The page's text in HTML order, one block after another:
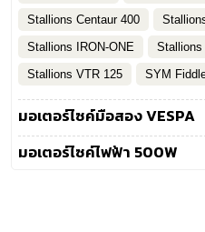
Stallions Centaur 400
Stallions IRON-ONE
Stallions
Stallions VTR 125
SYM Fiddle
มอเตอร์ไซค์มือสอง VESPA
มอเตอร์ไซค์ไฟฟ้า 500W